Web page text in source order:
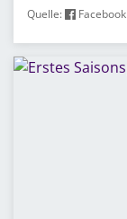
Quelle: Facebook